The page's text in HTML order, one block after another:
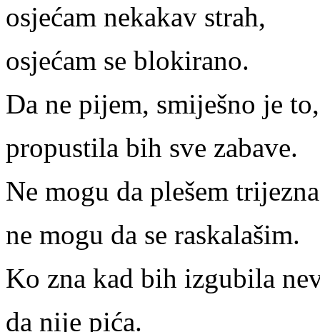
osjećam nekakav strah,
osjećam se blokirano.
Da ne pijem, smiješno je to,
propustila bih sve zabave.
Ne mogu da plešem
ne mogu da se raskalašim.
Ko zna kad bih izgubila
da nije pića.